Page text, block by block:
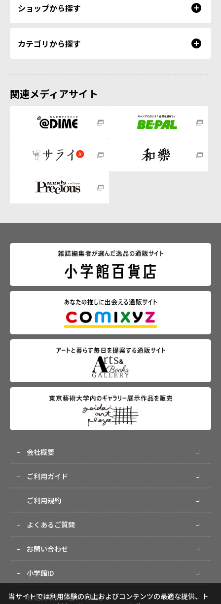
ショップから探す
カテゴリから探す
関連メディアサイト
会社概要
ご利用ガイド
ご利用規約
よくあるご質問
お問い合わせ
小学館ID
特定商取引に基づく表記
当サイトでは利用体験の向上およびコンテンツの最適な提供、ト